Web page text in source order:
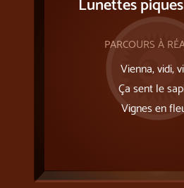
PARCOURS À
Vienna, vidi,
Ça sent le
Vignes en